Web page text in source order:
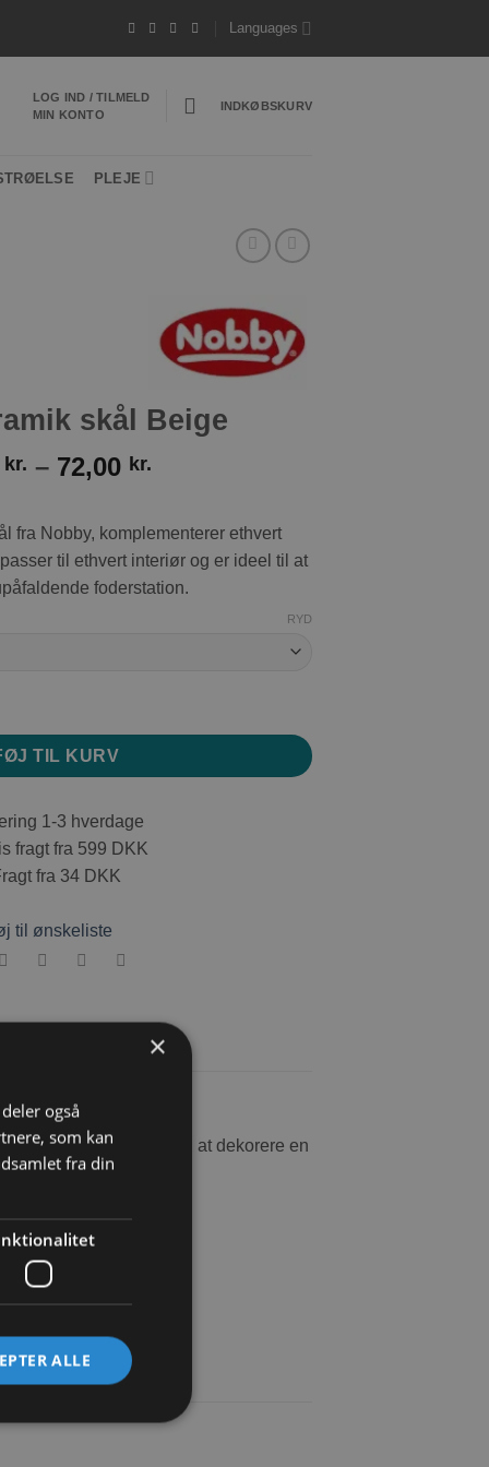
levering 1-3 hverdage *Vi sender ofte
Languages
LOG IND / TILMELD
MIN KONTO
INDKØBSKURV
PLEJE
skål Beige
kr. – 72,00 kr.
72,00 kr.
fra Nobby, komplementerer ethvert
til ethvert interiør og er ideel til at
foderstation.
RYD
TIL KURV
1-3 hverdage
fragt fra 599 DKK
fra 34 DKK
til ønskeliste
interiør og er ideel til at dekorere en
×
også
som kan
fra din
ALLE